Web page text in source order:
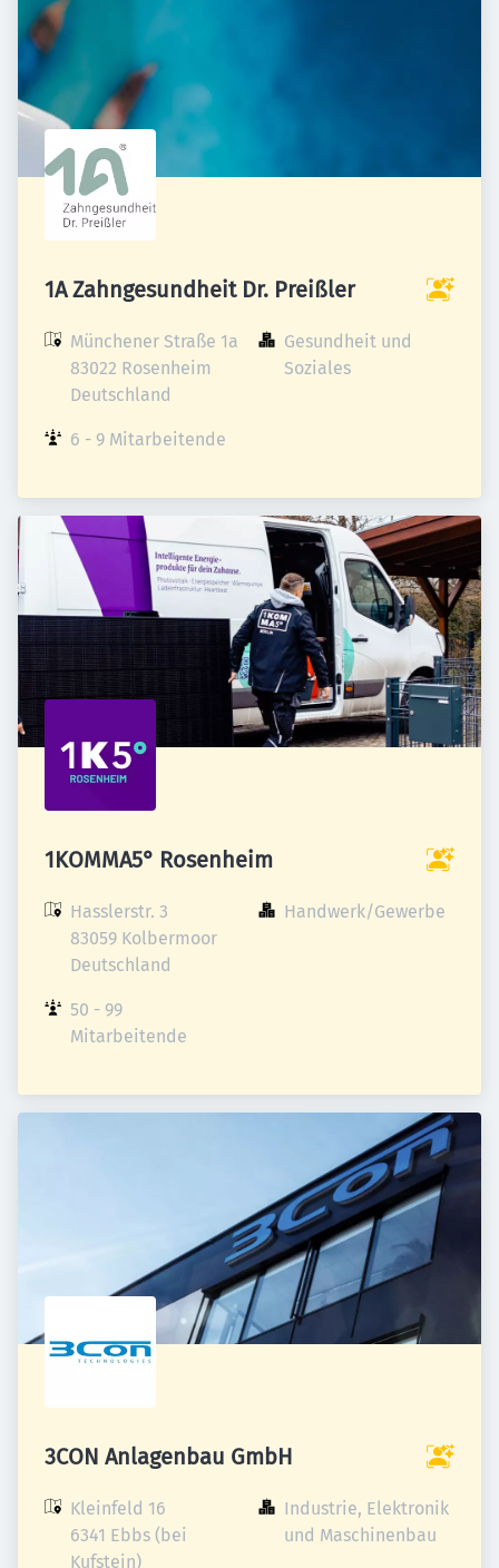
1A Zahngesundheit Dr. Preißler
Münchener Straße 1a
83022 Rosenheim
Deutschland
Gesundheit und
Soziales
6 - 9 Mitarbeitende
1KOMMA5° Rosenheim
Hasslerstr. 3
83059 Kolbermoor
Deutschland
Handwerk/Gewerbe
50 - 99
Mitarbeitende
3CON Anlagenbau GmbH
Kleinfeld 16
6341 Ebbs (bei
Kufstein)
Industrie, Elektronik
und Maschinenbau